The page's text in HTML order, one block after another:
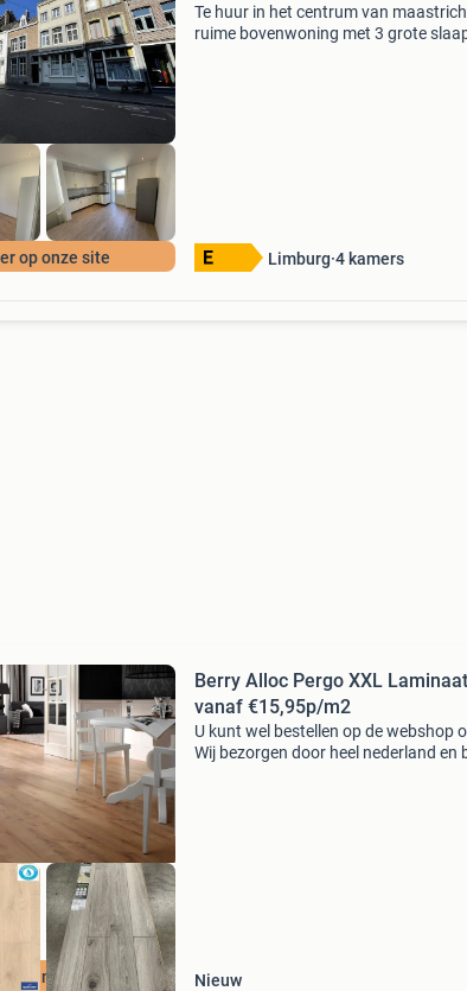
op onze site
Te huur in het centrum van
ruime bovenwoning met 3 grote
Limburg 4 kamers
Laminaat vloer
Berry Alloc Pergo XXL
vanaf €15,95p/m2
U kunt wel bestellen op de webshop
Wij bezorgen door heel nederland en
Nieuw